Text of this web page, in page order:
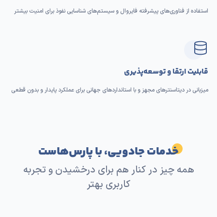
استفاده از فناوری‌های پیشرفته فایروال و سیستم‌های شناسایی نفوذ برای امنیت بیشتر
قابلیت ارتقا و توسعه‌پذیری
میزبانی در دیتاسنترهای مجهز و با استانداردهای جهانی برای عملکرد پایدار و بدون قطعی
خدمات جادویی، با پارس‌هاست
همه چیز در کنار هم برای درخشیدن و تجربه
کاربری بهتر